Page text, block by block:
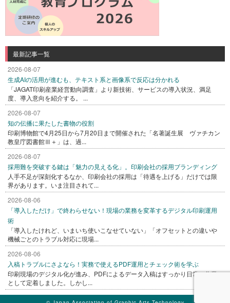
最新記事一覧
2026-08-07
生成AIの活用が進むも、テキスト系と画像系で反応は分かれる
「JAGAT印刷産業経営動向調査」より新技術、サービスの導入状況、満足
度、導入意向を紹介する。 ...
2026-08-07
知の伝播に果たした書物の役割
印刷博物館で4月25日から7月20日まで開催された「名著誕生展 ヴァチカン
教皇庁図書館Ⅲ＋」は、過...
2026-08-07
採用難を突破する鍵は「魅力の見える化」。印刷会社の採用ブランディング
人手不足が深刻化するなか、印刷会社の採用は「待遇を上げる」だけでは限
界があります。いま注目されて...
2026-08-06
「導入しただけ」で終わらせない！現場の業務を変革するデジタル印刷運用
術
「導入したけれど、いまいち使いこなせていない」「オフセットとの違いや
機械ごとのトラブル対応に現場...
2026-08-06
入稿トラブルにさよなら！実務で使えるPDF運用とチェック術を学ぶ
印刷現場のデジタル化が進み、PDFによるデータ入稿はすっかり日常の作業
として定着しました。しかし...